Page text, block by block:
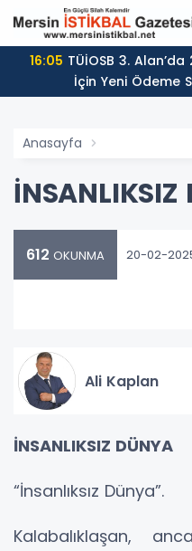
16:05
İçin Yeni Ödeme
Anasayfa
İNSANLIKSIZ
612 OKUNMA 20-02-
Ali Kaplan
İNSANLIKSIZ DÜNYA
“İnsanlıksız Dünya”.
Kalabalıklaşan,